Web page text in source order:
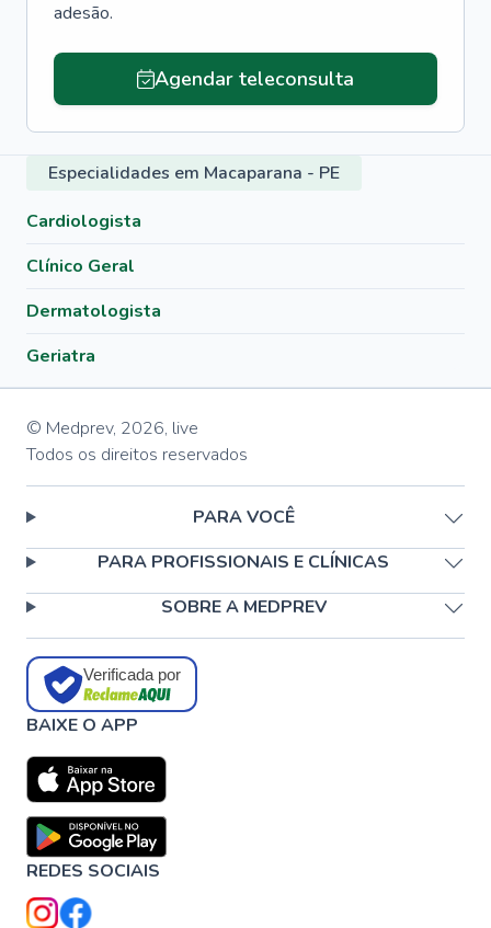
adesão.
Agendar teleconsulta
Especialidades em Macaparana - PE
Cardiologista
Clínico Geral
Dermatologista
Geriatra
© Medprev, 2026, live
Todos os direitos reservados
PARA VOCÊ
PARA PROFISSIONAIS E CLÍNICAS
SOBRE A MEDPREV
Verificada por
BAIXE O APP
REDES SOCIAIS